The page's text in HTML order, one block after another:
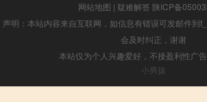
网站地图 | 疑难解答 陕ICP备
声明：本站内容来自互联网，如信息有错误可发邮件到
会及时纠正，谢谢
本站仅为个人兴趣爱好，不接盈利性广
小男孩